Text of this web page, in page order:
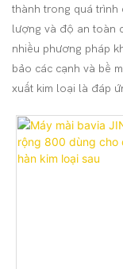
thành trong quá
lượng và độ an toàn
nhiều phương pháp
bảo các cạnh và bề
xuất kim loại là đáp